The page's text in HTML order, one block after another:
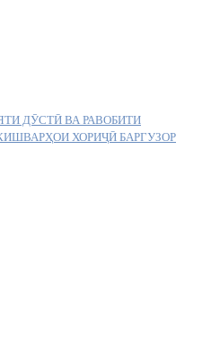
ДӮСТӢ ВА РАВОБИТИ
ХОРИҶӢ БАРГУЗОР